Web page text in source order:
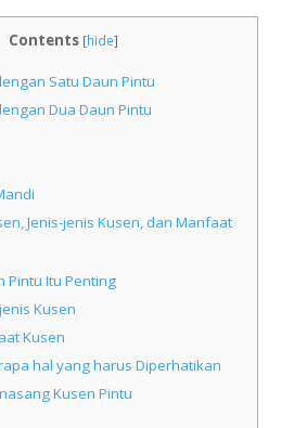
Contents [hide]
Satu Daun Pintu
Dua Daun Pintu
Jenis-jenis Kusen, dan Manfaat
Pintu Itu Penting
Kusen
Kusen
hal yang harus Diperhatikan
Kusen Pintu